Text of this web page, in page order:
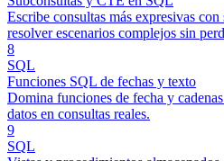
Escribe consultas más expresivas
resolver escenarios complejos sin
8
SQL
Funciones SQL de fechas y texto
Domina funciones de fecha y
datos en consultas reales.
9
SQL